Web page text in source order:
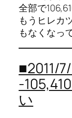
全部で
もうヒレカ
もなくなっ
■2011/
-
い